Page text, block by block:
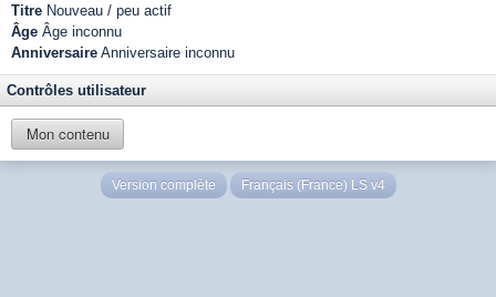
Titre Nouveau / peu actif
Âge Âge inconnu
Anniversaire Anniversaire inconnu
Contrôles utilisateur
Mon contenu
Version complète Français (France) LS v4